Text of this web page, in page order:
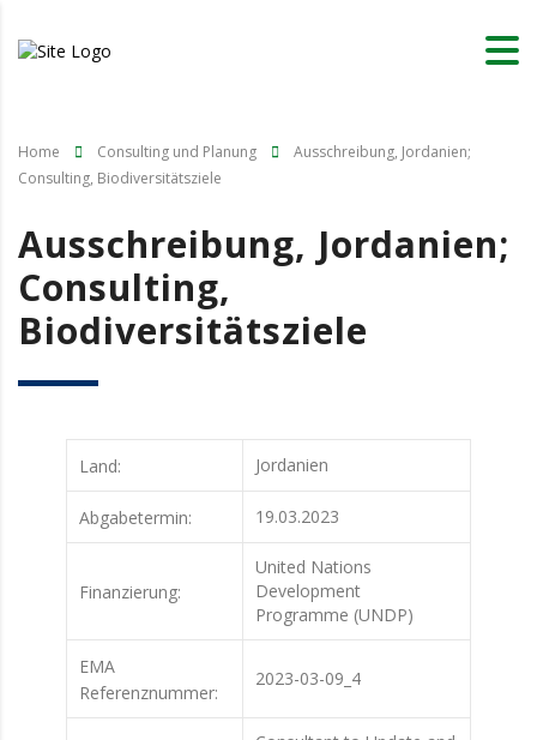
Home Consulting und Planung
Ausschreibung, Jordanien;
Consulting, Biodiversitätsziele
Ausschreibung, Jordanien;
Consulting,
Biodiversitätsziele
Land: Jordanien
Abgabetermin: 19.03.2023
Finanzierung:
United Nations
Development
Programme (UNDP)
EMA
Referenznummer:
2023-03-09_4